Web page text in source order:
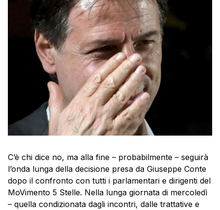
C’è chi dice no, ma alla fine – probabilmente – seguirà
l’onda lunga della decisione presa da Giuseppe Conte
dopo il confronto con tutti i parlamentari e dirigenti del
MoVimento 5 Stelle. Nella lunga giornata di mercoledì
– quella condizionata dagli incontri, dalle trattative e